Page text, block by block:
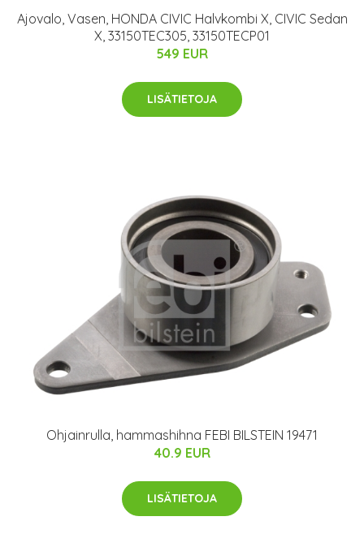
Ajovalo, Vasen, HONDA CIVIC Halvkombi X, CIVIC Sedan
X, 33150TEC305, 33150TECP01
549 EUR
LISÄTIETOJA
Ohjainrulla, hammashihna FEBI BILSTEIN 19471
40.9 EUR
LISÄTIETOJA